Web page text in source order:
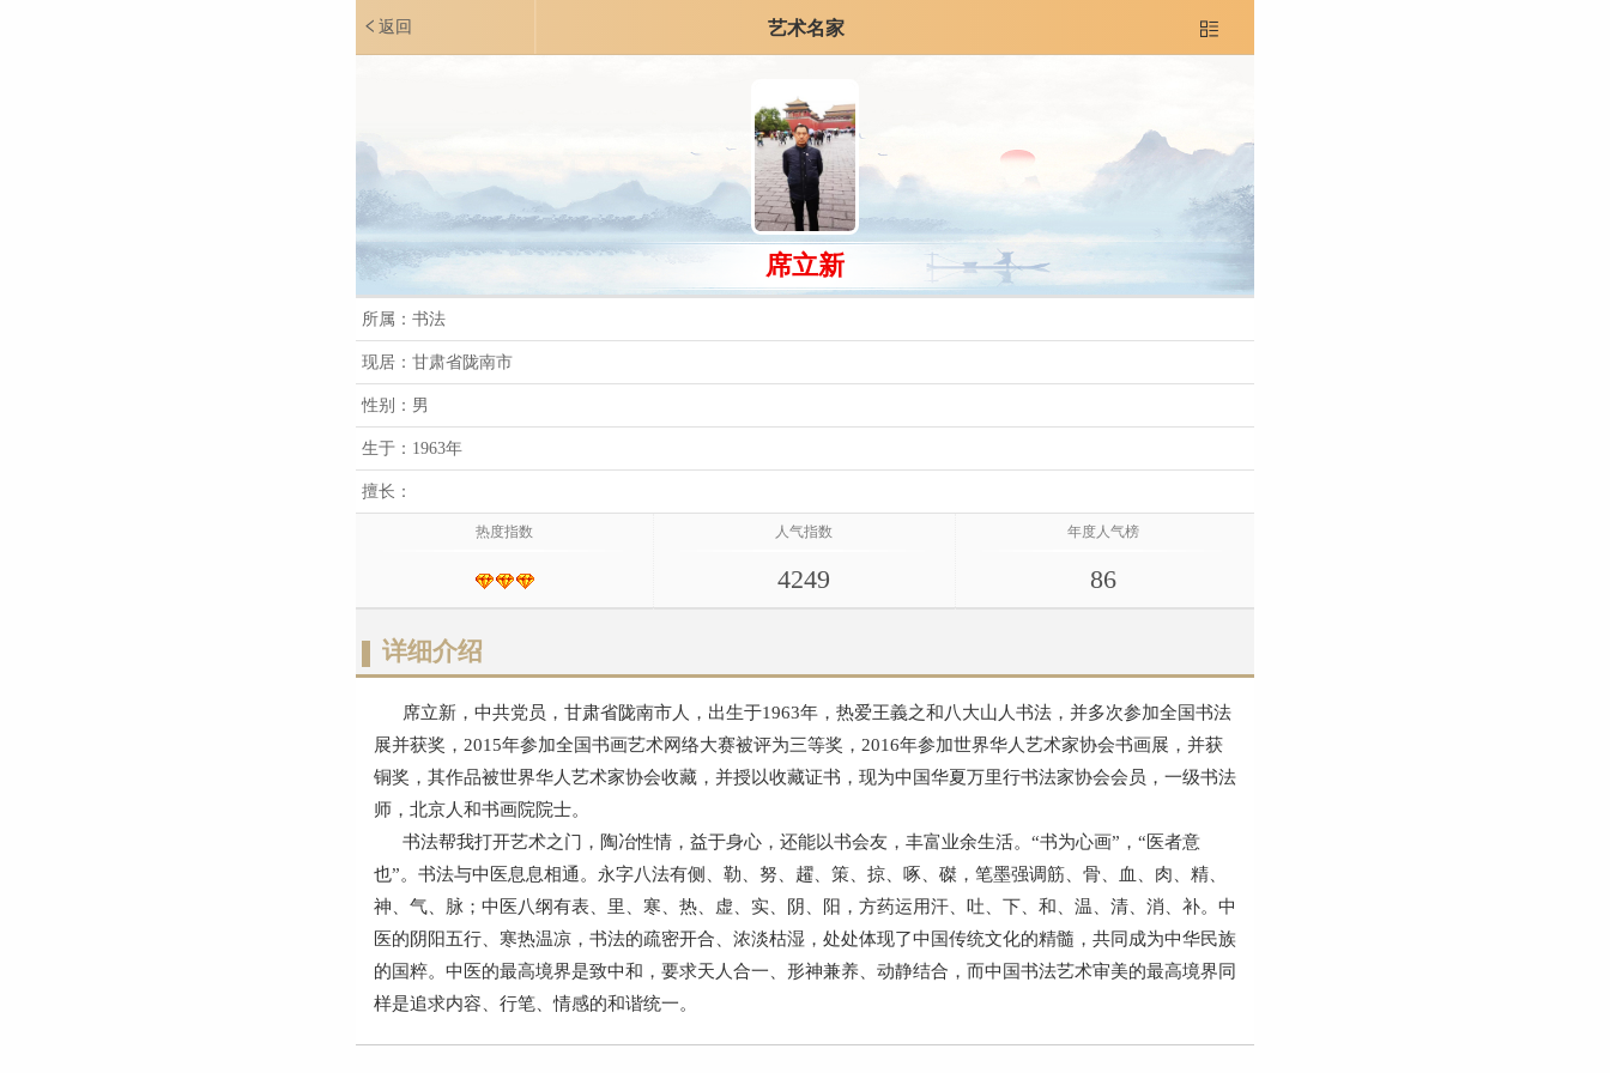
返回 艺术名家 
席立新
所属：书法
现居：甘肃省陇南市
性别：男
生于：1963年
擅长：
热度指数 人气指数
4249
年度人气榜
86
详细介绍
席立新，中共党员，甘肃省陇南市人，出生于1963年，热爱王義之和八大山人书法，并多次参加全国书法
展并获奖，2015年参加全国书画艺术网络大赛被评为三等奖，2016年参加世界华人艺术家协会书画展，并获
铜奖，其作品被世界华人艺术家协会收藏，并授以收藏证书，现为中国华夏万里行书法家协会会员，一级书法
师，北京人和书画院院士。
书法帮我打开艺术之门，陶冶性情，益于身心，还能以书会友，丰富业余生活。“书为心画”，“医者意
也”。书法与中医息息相通。永字八法有侧、勒、努、趯、策、掠、啄、磔，笔墨强调筋、骨、血、肉、精、
神、气、脉；中医八纲有表、里、寒、热、虚、实、阴、阳，方药运用汗、吐、下、和、温、清、消、补。中
医的阴阳五行、寒热温凉，书法的疏密开合、浓淡枯湿，处处体现了中国传统文化的精髓，共同成为中华民族
的国粹。中医的最高境界是致中和，要求天人合一、形神兼养、动静结合，而中国书法艺术审美的最高境界同
样是追求内容、行笔、情感的和谐统一。